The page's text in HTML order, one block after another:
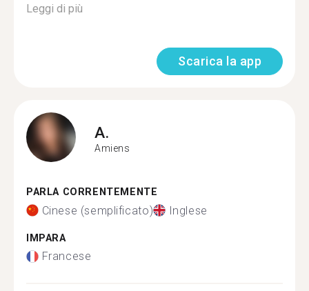
Leggi di più
Scarica la app
A.
Amiens
PARLA CORRENTEMENTE
Cinese (semplificato) Inglese
IMPARA
Francese